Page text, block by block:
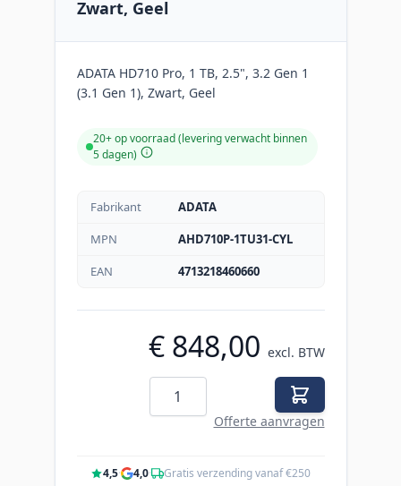
Zwart, Geel
ADATA HD710 Pro, 1 TB, 2.5", 3.2 Gen 1
(3.1 Gen 1), Zwart, Geel
20+ op voorraad (levering verwacht binnen
5 dagen)
Fabrikant
ADATA
MPN
AHD710P-1TU31-CYL
EAN
4713218460660
€ 848,00 excl. BTW
Aantal
Offerte aanvragen
4,5· 4,0· Gratis verzending vanaf €250